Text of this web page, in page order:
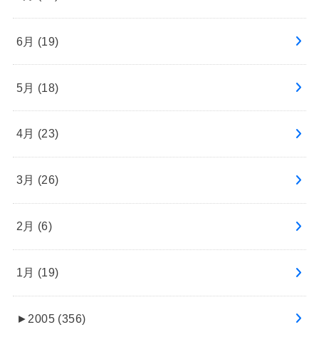
6月 (19)
5月 (18)
4月 (23)
3月 (26)
2月 (6)
1月 (19)
► 2005 (356)